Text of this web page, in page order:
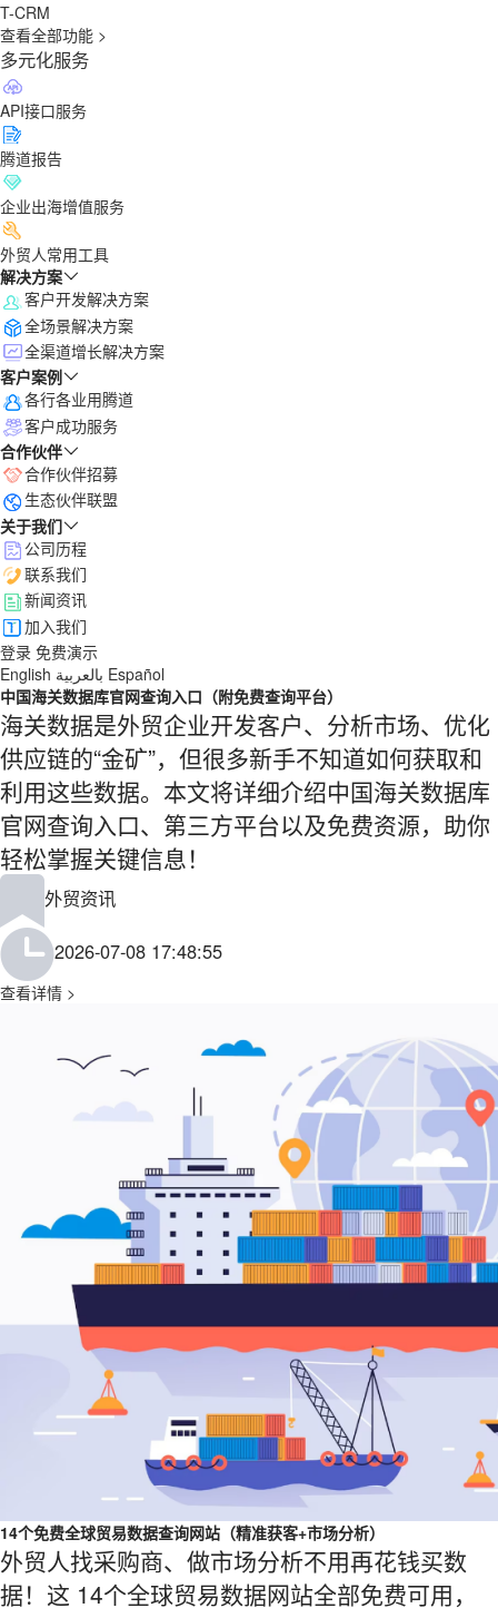
T-CRM
查看全部功能 >
多元化服务
API接口服务
腾道报告
企业出海增值服务
外贸人常用工具
解决方案
客户开发解决方案
全场景解决方案
全渠道增长解决方案
客户案例
各行各业用腾道
客户成功服务
合作伙伴
合作伙伴招募
生态伙伴联盟
关于我们
公司历程
联系我们
新闻资讯
加入我们
登录 免费演示
English بالعربية Español
中国海关数据库官网查询入口（附免费查询平台）
海关数据是外贸企业开发客户、分析市场、优化
供应链的“金矿”，但很多新手不知道如何获取和
利用这些数据。本文将详细介绍中国海关数据库
官网查询入口、第三方平台以及免费资源，助你
轻松掌握关键信息！
外贸资讯
2026-07-08 17:48:55
查看详情 >
14个免费全球贸易数据查询网站（精准获客+市场分析）
外贸人找采购商、做市场分析不用再花钱买数
据！这 14个全球贸易数据网站全部免费可用，